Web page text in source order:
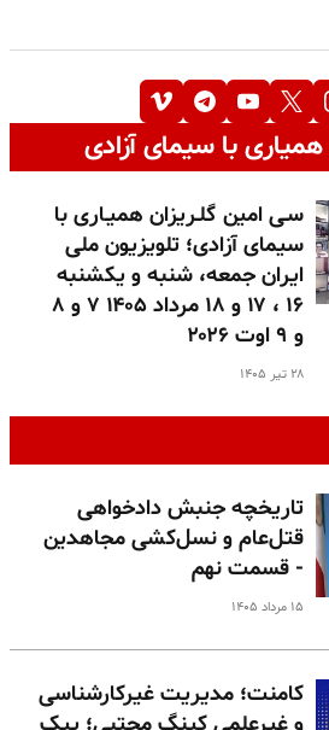
با سیمای آزادی
سـی امین گلـریزان همیـاری با
سیمای آزادی؛ تلویزیون ملی
ایران جمعه، شنبه و یکشنبه
۱۶ ، ۱۷ و ۱۸ مرداد ۱۴۰۵ ۷ و ۸
و ۹ اوت ۲۰۲۶
۲۸ تیر ۱۴۰۵
تاریخچه جنبش دادخواهی
قتل‌عام و نسل‌کشی مجاهدین
- قسمت نهم
۱۵ مرداد ۱۴۰۵
کامنت؛ مدیریت غیرکارشناسی